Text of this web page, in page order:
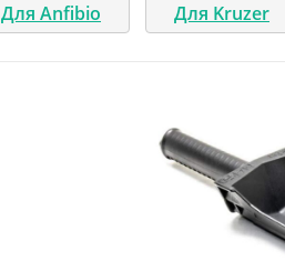
Для Anfibio Для Kruzer